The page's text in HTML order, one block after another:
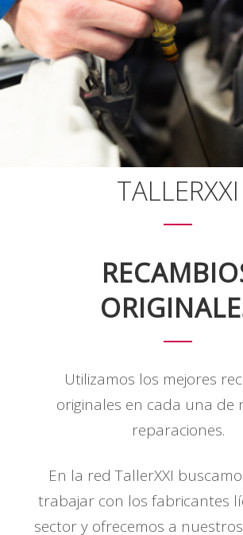
TALLERXXI
Utilizamos los mejores
originales en cada una de
reparaciones.
En la red TallerXXI
trabajar con los fabricantes
sector y ofrecemos a